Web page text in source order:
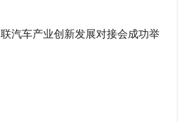
汽车产业创新发展对接会成功举